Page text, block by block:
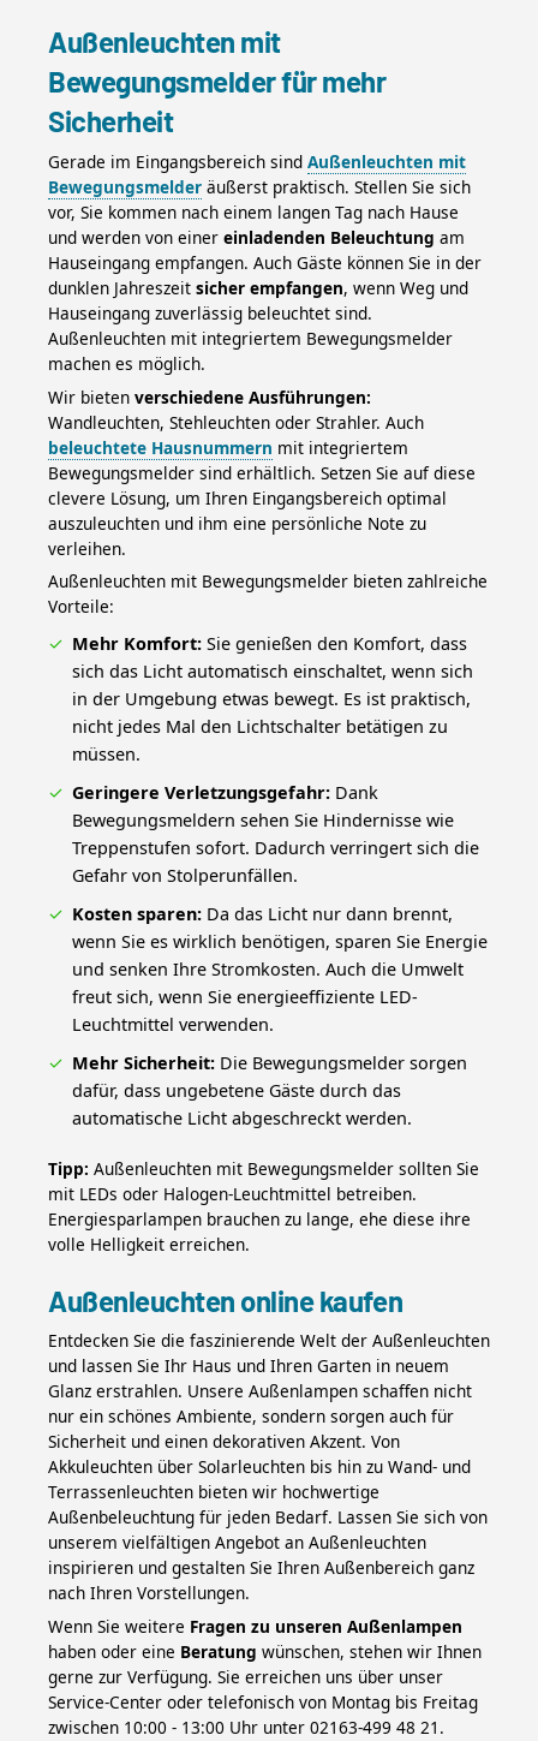
Außenleuchten mit
Bewegungsmelder für mehr
Sicherheit
Gerade im Eingangsbereich sind Außenleuchten mit
Bewegungsmelder äußerst praktisch. Stellen Sie sich
vor, Sie kommen nach einem langen Tag nach Hause
und werden von einer einladenden Beleuchtung am
Hauseingang empfangen. Auch Gäste können Sie in der
dunklen Jahreszeit sicher empfangen, wenn Weg und
Hauseingang zuverlässig beleuchtet sind.
Außenleuchten mit integriertem Bewegungsmelder
machen es möglich.
Wir bieten verschiedene Ausführungen:
Wandleuchten, Stehleuchten oder Strahler. Auch
beleuchtete Hausnummern mit integriertem
Bewegungsmelder sind erhältlich. Setzen Sie auf diese
clevere Lösung, um Ihren Eingangsbereich optimal
auszuleuchten und ihm eine persönliche Note zu
verleihen.
Außenleuchten mit Bewegungsmelder bieten zahlreiche
Vorteile:
Mehr Komfort: Sie genießen den Komfort, dass
sich das Licht automatisch einschaltet, wenn sich
in der Umgebung etwas bewegt. Es ist praktisch,
nicht jedes Mal den Lichtschalter betätigen zu
müssen.
Geringere Verletzungsgefahr: Dank
Bewegungsmeldern sehen Sie Hindernisse wie
Treppenstufen sofort. Dadurch verringert sich die
Gefahr von Stolperunfällen.
Kosten sparen: Da das Licht nur dann brennt,
wenn Sie es wirklich benötigen, sparen Sie Energie
und senken Ihre Stromkosten. Auch die Umwelt
freut sich, wenn Sie energieeffiziente LED-
Leuchtmittel verwenden.
Mehr Sicherheit: Die Bewegungsmelder sorgen
dafür, dass ungebetene Gäste durch das
automatische Licht abgeschreckt werden.
Tipp: Außenleuchten mit Bewegungsmelder sollten Sie
mit LEDs oder Halogen-Leuchtmittel betreiben.
Energiesparlampen brauchen zu lange, ehe diese ihre
volle Helligkeit erreichen.
Außenleuchten online kaufen
Entdecken Sie die faszinierende Welt der Außenleuchten
und lassen Sie Ihr Haus und Ihren Garten in neuem
Glanz erstrahlen. Unsere Außenlampen schaffen nicht
nur ein schönes Ambiente, sondern sorgen auch für
Sicherheit und einen dekorativen Akzent. Von
Akkuleuchten über Solarleuchten bis hin zu Wand- und
Terrassenleuchten bieten wir hochwertige
Außenbeleuchtung für jeden Bedarf. Lassen Sie sich von
unserem vielfältigen Angebot an Außenleuchten
inspirieren und gestalten Sie Ihren Außenbereich ganz
nach Ihren Vorstellungen.
Wenn Sie weitere Fragen zu unseren Außenlampen
haben oder eine Beratung wünschen, stehen wir Ihnen
gerne zur Verfügung. Sie erreichen uns über unser
Service-Center oder telefonisch von Montag bis Freitag
zwischen 10:00 - 13:00 Uhr unter 02163-499 48 21.